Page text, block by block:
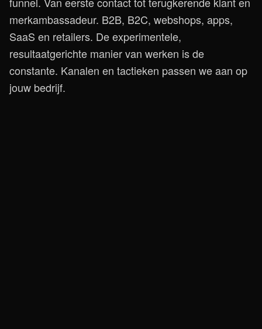
merkambassadeur. B2B, B2C, webshops, apps,
SaaS en retailers. De experimentele,
resultaatgerichte manier van werken is de
constante. Kanalen en tactieken passen we aan op
jouw bedrijf.